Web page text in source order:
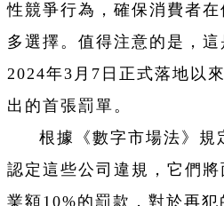
性競爭行為，確保消費者
多選擇。值得注意的是，這
2024年3月7日正式落地以
出的首張罰單。
根據《數字市場法》規
認定這些公司違規，它們
業額10%的罰款，對於再